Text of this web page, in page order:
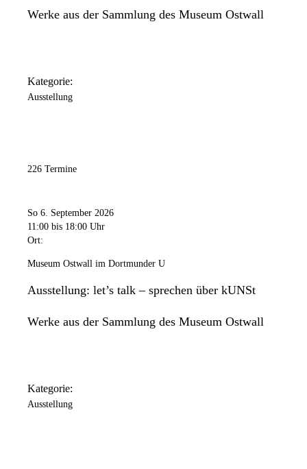
Werke aus der Sammlung des Museum Ostwall
Kategorie:
Ausstellung
226 Termine
So 6. September 2026
11:00 bis 18:00 Uhr
Ort:
Museum Ostwall im Dortmunder U
Ausstellung: let’s talk – sprechen über kUNSt
Werke aus der Sammlung des Museum Ostwall
Kategorie:
Ausstellung